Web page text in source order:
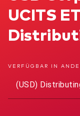
Produktart
ETFs
Wie investieren
Back to
UCITS
VERFÜGBAR IN
(USD)